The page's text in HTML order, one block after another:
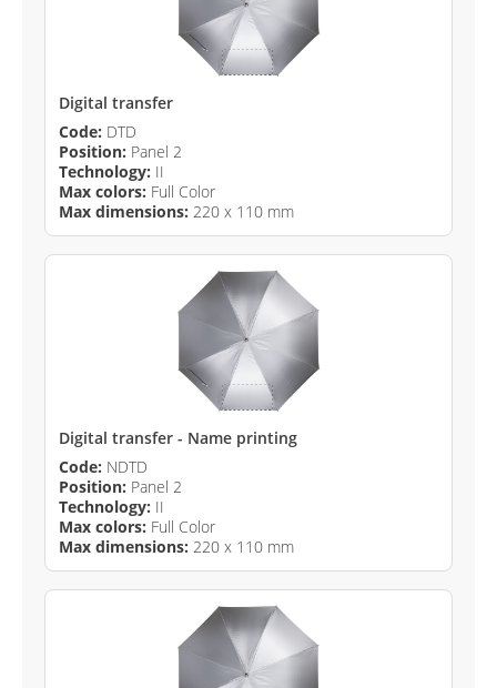
Digital transfer
Code: DTD
Position: Panel 2
Technology: II
Max colors: Full Color
Max dimensions: 220 x 110 mm
Digital transfer - Name printing
Code: NDTD
Position: Panel 2
Technology: II
Max colors: Full Color
Max dimensions: 220 x 110 mm